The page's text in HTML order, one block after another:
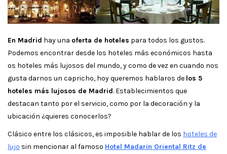
En Madrid hay una oferta de hoteles para todos los gustos.
Podemos encontrar desde los hoteles más económicos hasta
os hoteles más lujosos del mundo, y como de vez en cuando nos
gusta darnos un capricho, hoy queremos hablaros de los 5
hoteles más lujosos de Madrid. Establecimientos que
destacan tanto por el servicio, como por la decoración y la
ubicación ¿quieres conocerlos?
Clásico entre los clásicos, es imposible hablar de los hoteles de
lujo sin mencionar al famoso Hotel Madarin Oriental Ritz de